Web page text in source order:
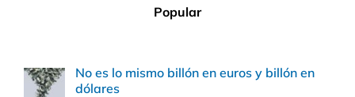
Popular
No es lo mismo billón en euros y billón en
dólares